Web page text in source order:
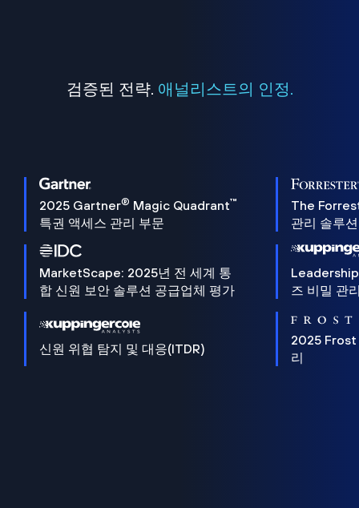
검증된 전략. 애널리스트의 인정.
2025 Gartner® Magic Quadrant™
특권 액세스 관리 부문
The
관리 솔루
MarketScape: 2025년 전 세계 통
합 신원 보안 솔루션 공급업체 평가
즈 비밀 관
신원 위협 탐지 및 대응(ITDR)
2025 Frost
리